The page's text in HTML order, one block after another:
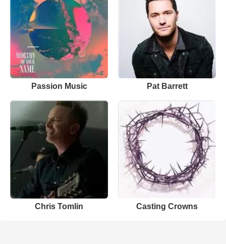
Passion Music Pat Barrett
Chris Tomlin Casting Crowns